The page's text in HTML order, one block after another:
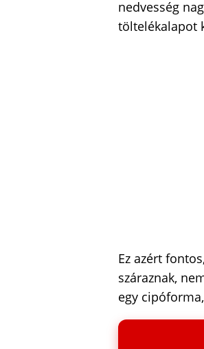
nedvesség
töltelékalapot
Ez azért
száraznak,
egy